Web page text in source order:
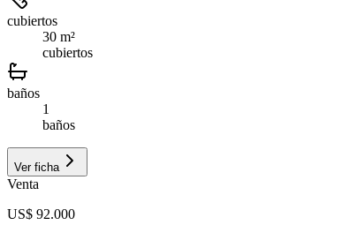
cubiertos
30 m²
cubiertos
baños
1
baños
Ver ficha
Venta
US$ 92.000